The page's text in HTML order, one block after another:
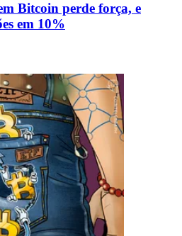
Bitcoin perde força, e
em 10%